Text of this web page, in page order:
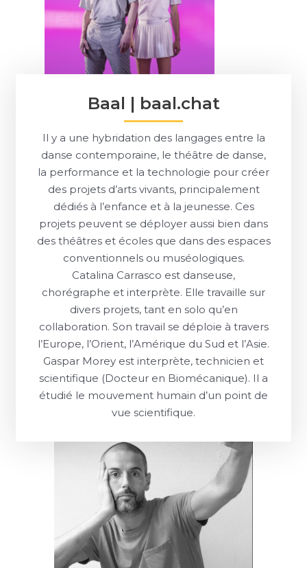
Baal | baal.chat
Il y a une hybridation des langages entre la
danse contemporaine, le théâtre de danse,
la performance et la technologie pour créer
des projets d’arts vivants, principalement
dédiés à l’enfance et à la jeunesse. Ces
projets peuvent se déployer aussi bien dans
des théâtres et écoles que dans des espaces
conventionnels ou muséologiques.
Catalina Carrasco est danseuse,
chorégraphe et interprète. Elle travaille sur
divers projets, tant en solo qu’en
collaboration. Son travail se déploie à travers
l’Europe, l’Orient, l’Amérique du Sud et l’Asie.
Gaspar Morey est interprète, technicien et
scientifique (Docteur en Biomécanique). Il a
étudié le mouvement humain d’un point de
vue scientifique.